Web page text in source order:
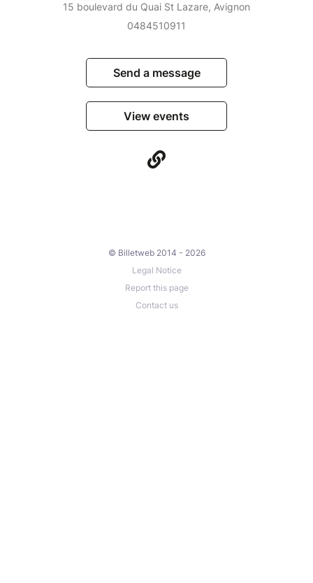
15 boulevard du Quai St Lazare, Avignon
0484510911
Send a message
View events
© Billetweb 2014 - 2026
Legal Notice
Report this page
Contact us